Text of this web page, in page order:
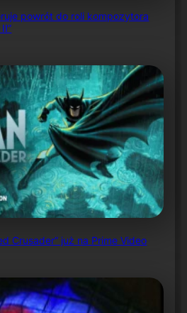
powrót do roli kompozytora
Crusader” już na Prime Video